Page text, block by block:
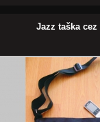
Jazz taška cez